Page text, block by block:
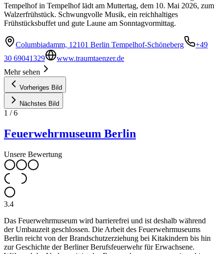
Tempelhof in Tempelhof lädt am Muttertag, dem 10. Mai 2026, zum
Walzerfrühstück. Schwungvolle Musik, ein reichhaltiges
Frühstücksbuffet und gute Laune am Sonntagvormittag.
Columbiadamm, 12101 Berlin Tempelhof-Schöneberg
+49
30 69041329
www.traumtaenzer.de
Mehr sehen
Vorheriges Bild
Nächstes Bild
1 /6
Feuerwehrmuseum Berlin
Unsere Bewertung
3.4
Das Feuerwehrmuseum wird barrierefrei und ist deshalb während
der Umbauzeit geschlossen. Die Arbeit des Feuerwehrmuseums
Berlin reicht von der Brandschutzerziehung bei Kitakindern bis hin
zur Geschichte der Berliner Berufsfeuerwehr für Erwachsene.